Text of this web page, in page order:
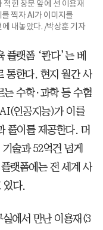
힌 창문 앞에 선 이용재
찍자 AI가 이미지를
내놓았다. /박상훈 기자
플랫폼 ‘콴다’는 베
통한다. 현지 월간 사
는 수학·과학 등 수험
인공지능)가 이를
풀이를 제공한다. 머
술과 52억건 넘게
랫폼에는 전 세계 사
다.
에서 만난 이용재(3